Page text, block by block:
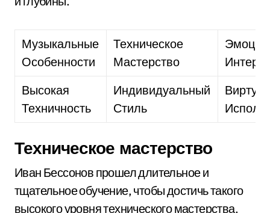
Музыкальные
Особенности
Техническое
Мастерство
Высокая
Техничность
Индивидуальный
Стиль
Техническое мастерство
Иван Бессонов прошел длительное и
тщательное обучение, чтобы достичь такого
высокого уровня технического мастерства.